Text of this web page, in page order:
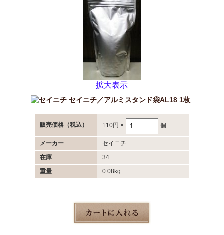
拡大表示
セイニチ／アルミスタンド袋AL18 1枚
販売価格（税込） 110円 × 個
メーカー
セイニチ
在庫
34
重量
0.08kg